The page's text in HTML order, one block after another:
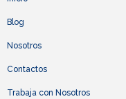
Blog
Nosotros
Contactos
Trabaja con Nosotros